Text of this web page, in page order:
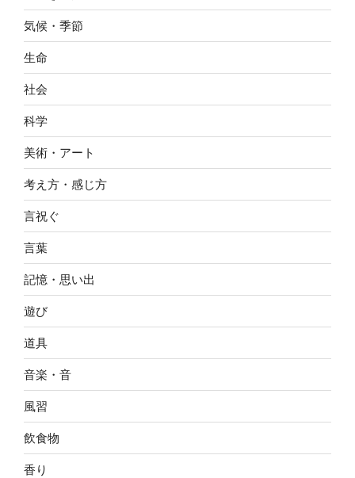
気候・季節
生命
社会
科学
美術・アート
考え方・感じ方
言祝ぐ
言葉
記憶・思い出
遊び
道具
音楽・音
風習
飲食物
香り